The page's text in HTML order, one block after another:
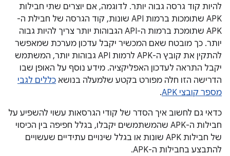
להיות קוד גרסה גבוה יותר. לדוגמה, אם יוצרים שתי חבילות
APK שתומכות ברמות API שונות, קוד הגרסה של חבילת ה-
APK שתומכת ברמות ה-API הגבוהות יותר צריך להיות גבוה
יותר. כך מובטח שאם המכשיר יקבל עדכון מערכת שמאפשר
להתקין את קובץ ה-APK לרמות API גבוהות יותר, המשתמש
יקבל התראה לעדכון האפליקציה. מידע נוסף על האופן שבו
הדרישה הזו חלה מפורט בקטע שלמעלה בנושא כללים לגבי
מספר קובצי APK
.
כדאי גם לחשוב איך הסדר של קודי הגרסאות עשוי להשפיע על
חבילות ה-APK שהמשתמשים יקבלו, בגלל חפיפה בין הכיסוי
של חבילות APK שונות או בגלל שינויים עתידיים שעשויים
להתבצע בחבילות ה-APK.